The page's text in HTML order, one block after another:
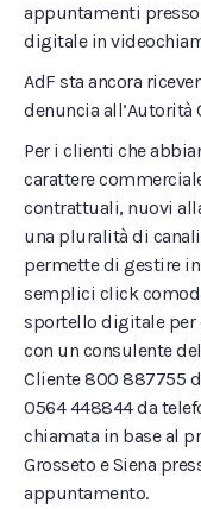
appuntamenti
digitale in
AdF sta ancora
denuncia all’Autorità
Per i clienti che
carattere
contrattuali, nuovi
una pluralità di
permette di gestire
semplici click
sportello digitale per
con un consulente
Cliente 800 887755
0564 448844 da
chiamata in base al
Grosseto e Siena
appuntamento.